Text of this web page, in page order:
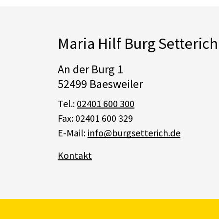
Maria Hilf Burg
An der Burg 1
52499 Baesweiler
Tel.: 02401 600 300
Fax: 02401 600 329
E-Mail: info@burgsetterich.de
Kontakt